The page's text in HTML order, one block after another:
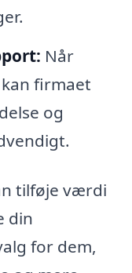
Når
firmaet
og
tilføje værdi
din
for dem,